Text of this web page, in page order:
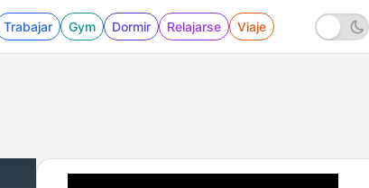
Trabajar Gym Dormir Relajarse Viaje